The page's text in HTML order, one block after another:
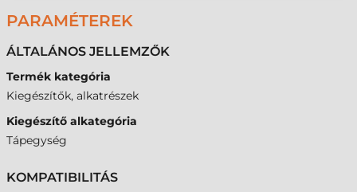
PARAMÉTEREK
ÁLTALÁNOS JELLEMZŐK
Termék kategória
Kiegészítők, alkatrészek
Kiegészítő alkategória
Tápegység
KOMPATIBILITÁS